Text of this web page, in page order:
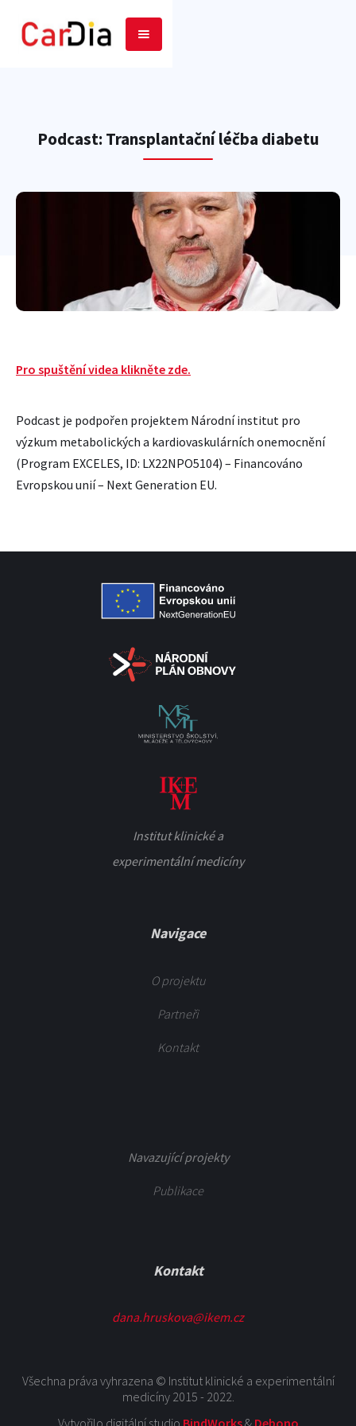
Podcast: Transplantační léčba diabetu
Pro spuštění videa klikněte zde.
Podcast je podpořen projektem Národní institut pro
výzkum metabolických a kardiovaskulárních onemocnění
(Program EXCELES, ID: LX22NPO5104) – Financováno
Evropskou unií – Next Generation EU.
Institut klinické a
experimentální medicíny
Navigace
O projektu
Partneři
Kontakt
Navazující projekty
Publikace
Kontakt
dana.hruskova@ikem.cz
Všechna práva vyhrazena © Institut klinické a experimentální
medicíny 2015 - 2022.
Vytvořilo digitální studio BindWorks& Debono